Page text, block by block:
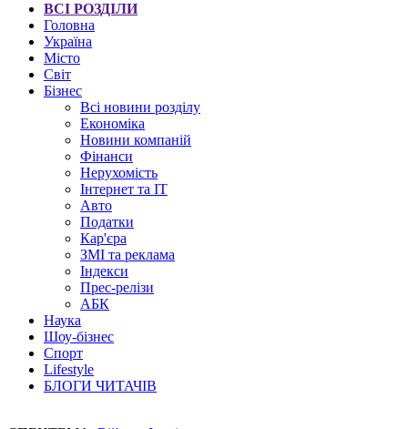
ВСІ РОЗДІЛИ
Головна
Україна
Місто
Світ
Бізнес
Всі новини розділу
Економіка
Новини компаній
Фінанси
Нерухомість
Інтернет та IT
Авто
Податки
Кар'єра
ЗМІ та реклама
Індекси
Прес-релізи
АБК
Наука
Шоу-бізнес
Спорт
Lifestyle
БЛОГИ ЧИТАЧІВ